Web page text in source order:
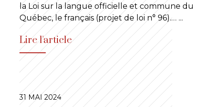
la Loi sur la langue officielle et commune du
Québec, le français (projet de loi n° 96).… ...
Lire l'article
31 MAI 2024